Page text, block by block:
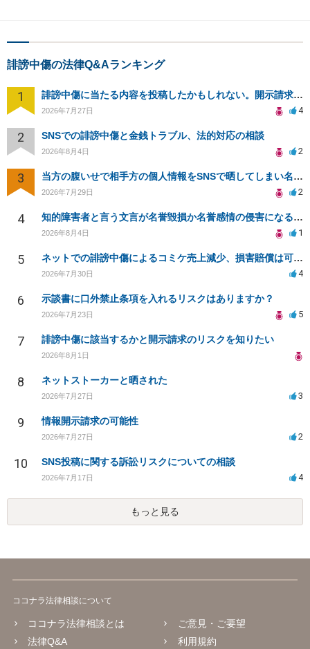
誹謗中傷の法律Q&Aランキング
1 誹謗中傷に当たる内容を投稿したかもしれない。開示請求や民事刑事裁判に発展しうるのか教えて欲しい。
2026年7月27日 4
2 SNSでの誹謗中傷と金銭トラブル、法的対応の相談
2026年8月4日 2
3 当方の腹いせで相手方の個人情報をSNSで晒してしまい名誉毀損させてしまったかもしれない
2026年7月29日 2
4 知的障害者と言う文言が名誉毀損か名誉感情の侵害になるか教えてほしい。
2026年8月4日 1
5 ネットでの誹謗中傷によるコミケ売上減少、損害賠償は可能か？
2026年7月30日 4
6 示談書に口外禁止条項を入れるリスクはありますか？
2026年7月23日 5
7 誹謗中傷に該当するかと開示請求のリスクを知りたい
2026年8月1日
8 ネットストーカーと晒された
2026年7月27日 3
9 情報開示請求の可能性
2026年7月27日 2
10 SNS投稿に関する訴訟リスクについての相談
2026年7月17日 4
もっと見る
ココナラ法律相談について
ココナラ法律相談とは
法律Q&A
ご意見・ご要望
利用規約